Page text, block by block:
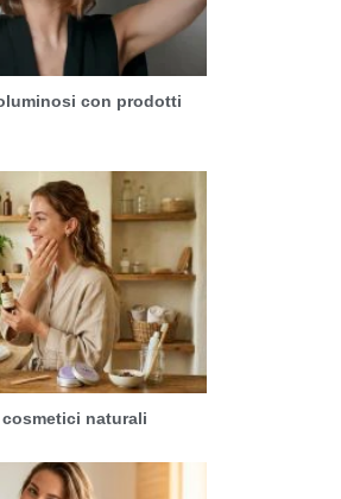
con prodotti
naturali